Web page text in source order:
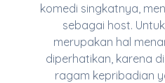
komedi singkatnya,
sebagai host.
merupakan hal
diperhatikan, karena
ragam kepribadian